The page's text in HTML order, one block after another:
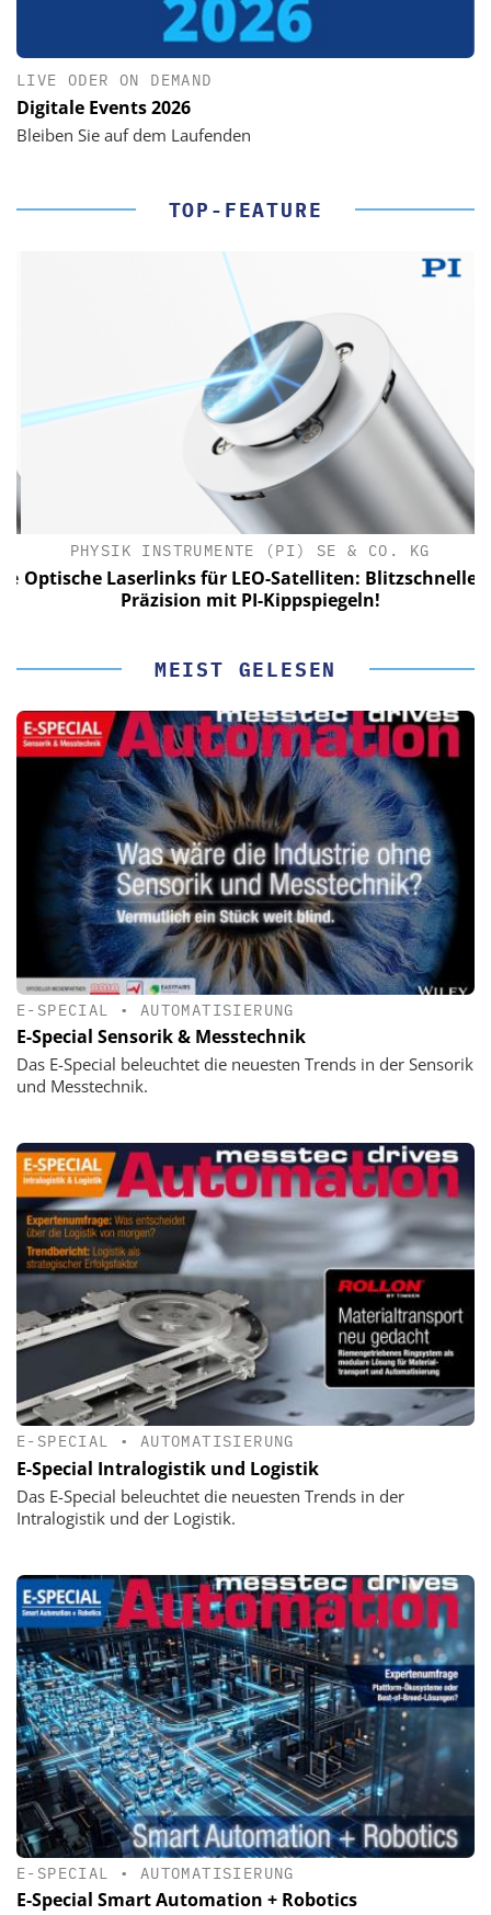
LIVE ODER ON DEMAND
Digitale Events 2026
Bleiben Sie auf dem Laufenden
TOP-FEATURE
PHYSIK INSTRUMENTE (PI) SE & CO. KG
Optische Laserlinks für LEO-Satelliten: Blitzschnelle
Präzision mit PI-Kippspiegeln!
MEIST GELESEN
E-SPECIAL • AUTOMATISIERUNG
E-Special Sensorik & Messtechnik
Das E-Special beleuchtet die neuesten Trends in der Sensorik
und Messtechnik.
E-SPECIAL • AUTOMATISIERUNG
E-Special Intralogistik und Logistik
Das E-Special beleuchtet die neuesten Trends in der
Intralogistik und der Logistik.
E-SPECIAL • AUTOMATISIERUNG
E-Special Smart Automation + Robotics